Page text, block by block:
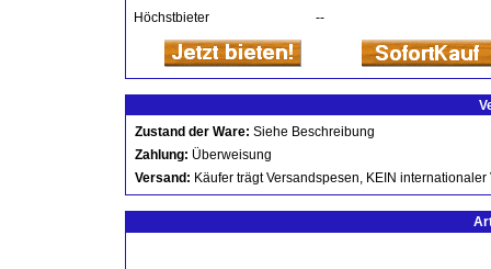
Höchstbieter
--
Zustand der Ware: Siehe Beschreibung
Zahlung: Überweisung
Versand: Käufer trägt Versandspesen, KEIN internationaler